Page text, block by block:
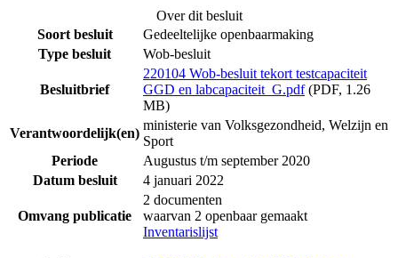
Over dit besluit
Soort besluit
Gedeeltelijke openbaarmaking
Type besluit
Wob-besluit
Besluitbrief
220104 Wob-besluit tekort testcapaciteit
GGD en labcapaciteit_G.pdf(PDF, 1.26
MB)
Verantwoordelijk(en)
ministerie van Volksgezondheid, Welzijn en
Sport
Periode
Augustus t/m september 2020
Datum besluit
4 januari 2022
Omvang publicatie
2 documenten
waarvan 2 openbaar gemaakt
Inventarislijst